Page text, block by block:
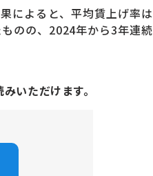
によると、平均賃上げ率は
のの、2024年から3年連続
いただけます。